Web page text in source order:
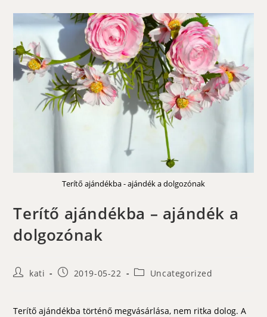
Terítő ajándékba - ajándék a dolgozónak
Terítő ajándékba – ajándék a
dolgozónak
Postkati
Post2019-05-22
PostUncategorized
Terítő ajándékba történő megvásárlása, nem ritka dolog. A